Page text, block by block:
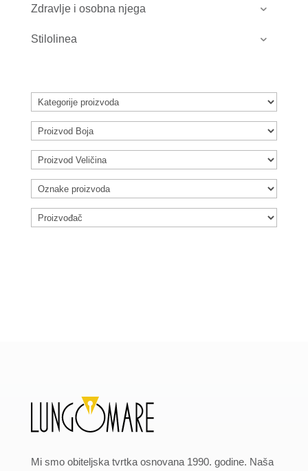
Zdravlje i osobna njega
Stilolinea
Mi smo obiteljska tvrtka osnovana 1990. godine. Naša